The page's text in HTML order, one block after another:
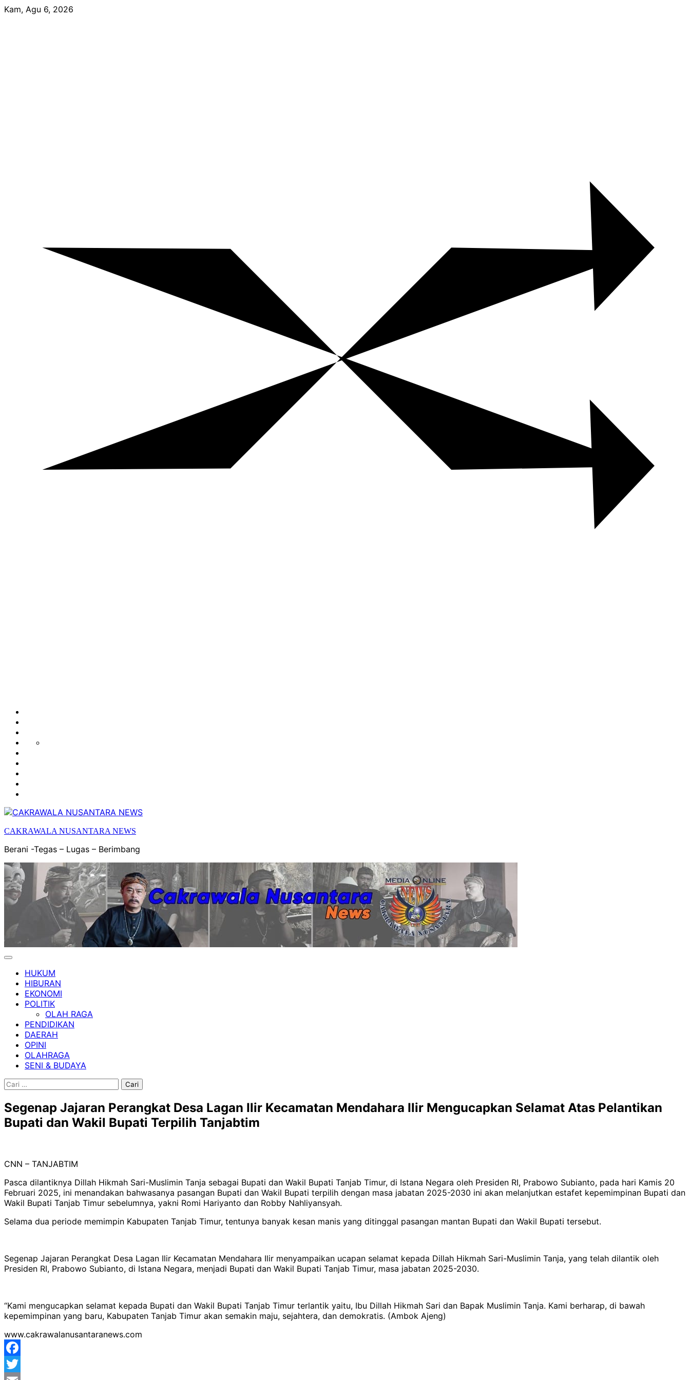
Skip
Kam, Agu 6, 2026
POLITIK
BUDAYA
CAKRAWALA NUSANTARA NEWS
Berani -Tegas – Lugas – Berimbang
HUKUM
HIBURAN
EKONOMI
POLITIK
OLAH RAGA
PENDIDIKAN
DAERAH
OPINI
OLAHRAGA
SENI & BUDAYA
Cari
Segenap Jajaran Perangkat Desa Lagan Ilir Kecamatan Mendahara Ilir Mengucapkan Selamat Atas Pelantikan
Bupati dan Wakil Bupati Terpilih Tanjabtim
CNN – TANJABTIM
Pasca dilantiknya Dillah Hikmah Sari-Muslimin Tanja sebagai Bupati dan Wakil Bupati Tanjab Timur, di Istana Negara oleh Presiden RI, Prabowo Subianto, pada hari Kamis 20
Februari 2025, ini menandakan bahwasanya pasangan Bupati dan Wakil Bupati terpilih dengan masa jabatan 2025-2030 ini akan melanjutkan estafet kepemimpinan Bupati dan
Wakil Bupati Tanjab Timur sebelumnya, yakni Romi Hariyanto dan Robby Nahliyansyah.
Selama dua periode memimpin Kabupaten Tanjab Timur, tentunya banyak kesan manis yang ditinggal pasangan mantan Bupati dan Wakil Bupati tersebut.
Segenap Jajaran Perangkat Desa Lagan Ilir Kecamatan Mendahara Ilir menyampaikan ucapan selamat kepada Dillah Hikmah Sari-Muslimin Tanja, yang telah dilantik oleh
Presiden RI, Prabowo Subianto, di Istana Negara, menjadi Bupati dan Wakil Bupati Tanjab Timur, masa jabatan 2025-2030.
“Kami mengucapkan selamat kepada Bupati dan Wakil Bupati Tanjab Timur terlantik yaitu, Ibu Dillah Hikmah Sari dan Bapak Muslimin Tanja. Kami berharap, di bawah
kepemimpinan yang baru, Kabupaten Tanjab Timur akan semakin maju, sejahtera, dan demokratis. (Ambok Ajeng)
www.cakrawalanusantaranews.com
Facebook